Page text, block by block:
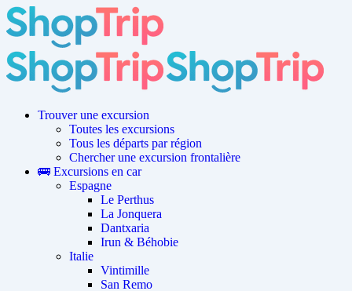
Trouver une excursion
Toutes les excursions
Tous les départs par région
Chercher une excursion frontalière
🚌 Excursions en car
Espagne
Le Perthus
La Jonquera
Dantxaria
Irun & Béhobie
Italie
Vintimille
San Remo